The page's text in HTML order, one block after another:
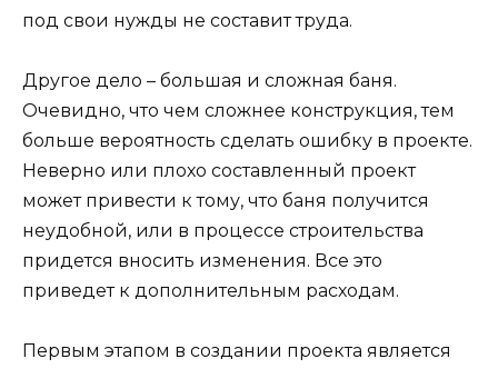
под свои нужды не составит труда.
Другое дело – большая и сложная баня.
Очевидно, что чем сложнее конструкция, тем
больше вероятность сделать ошибку в проекте.
Неверно или плохо составленный проект
может привести к тому, что баня получится
неудобной, или в процессе строительства
придется вносить изменения. Все это
приведет к дополнительным расходам.
Первым этапом в создании проекта является